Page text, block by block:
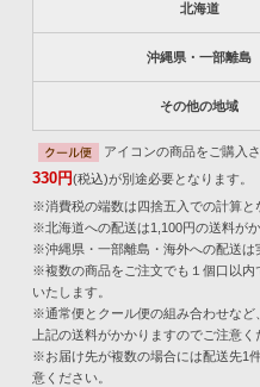
北海道
沖縄県・一部離島
その他の地域
アイコンの商品をご購入
330円(税込)が別途必要となります。
※消費税の端数は四捨五入での計算と
※北海道への配送は1,100円の送料がか
※沖縄県・一部離島・海外への配送は
※複数の商品をご注文でも１個口以内
いたします。
※通常便とクール便の組み合わせなど
上記の送料がかかりますのでご注意く
※お届け先が複数の場合には配送先1
意ください。